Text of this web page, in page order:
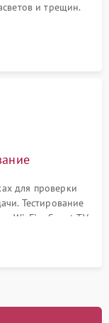
и трещин.
корпуса.
обеспечения.
для проверки
Тестирование
Wi-Fi и Smart TV
часов.